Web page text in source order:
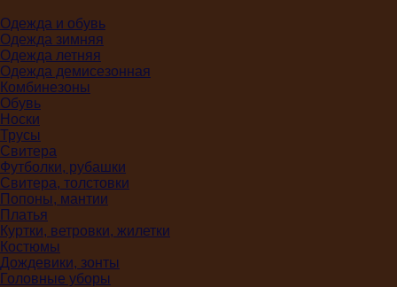
Одежда и обувь
Одежда зимняя
Одежда летняя
Одежда демисезонная
Комбинезоны
Обувь
Носки
Трусы
Свитера
Футболки, рубашки
Свитера, толстовки
Попоны, мантии
Платья
Куртки, ветровки, жилетки
Костюмы
Дождевики, зонты
Головные уборы